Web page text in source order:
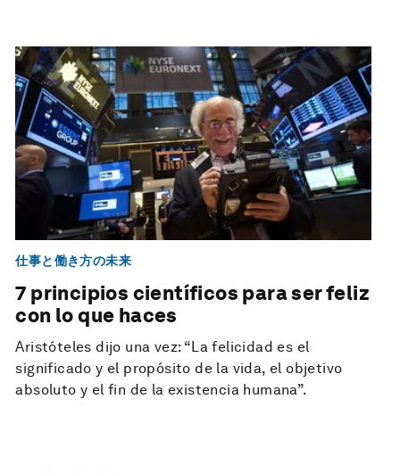
仕事と働き方の未来
7 principios científicos para ser feliz
con lo que haces
Aristóteles dijo una vez: “La felicidad es el
significado y el propósito de la vida, el objetivo
absoluto y el fin de la existencia humana”.